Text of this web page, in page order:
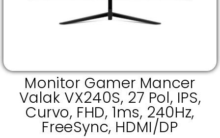
Monitor Gamer Mancer
Valak VX240S, 27 Pol, IPS,
Curvo, FHD, 1ms, 240Hz,
FreeSync, HDMI/DP